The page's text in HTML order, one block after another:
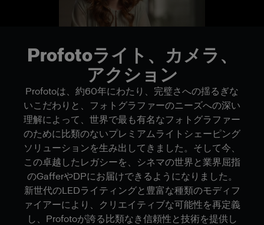
Profotoライト、カメラ、
アクション
Profotoは、約60年にわたり、完璧さへの揺るぎな
いこだわりと、フォトグラファーのニーズへの深い
理解によって、世界で最も有名なフォトグラファー
のために比類のないプレミアムライトシェーピング
ソリューションを生み出してきました。そして今、
この卓越したレガシーを、シネマの世界と業界屈指
のGafferやDPにお届けできるようになりました。
新世代のLEDライティングと豊富な種類のモディフ
ァイアーにより、クリエイティブな可能性を再定義
し、Profotoが誇る比類なき信頼性と技術を提供し